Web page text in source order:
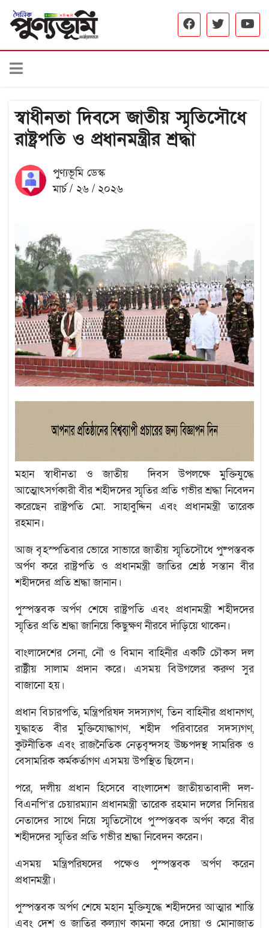
স্বাধীনতা দিবসে জাতীয় স্মৃতিসৌধে
রাষ্ট্রপতি ও প্রধানমন্ত্রীর শ্রদ্ধা
পুণ্যভূমি ডেস্ক
মার্চ / ২৬ / ২০২৬
মহান স্বাধীনতা ও জাতীয় দিবস উপলক্ষে মুক্তিযুদ্ধে
আত্মোৎসর্গকারী বীর শহীদদের স্মৃতির প্রতি গভীর শ্রদ্ধা নিবেদন
করেছেন রাষ্ট্রপতি মো. সাহাবুদ্দিন এবং প্রধানমন্ত্রী তারেক
রহমান।
আজ বৃহস্পতিবার ভোরে সাভারে জাতীয় স্মৃতিসৌধে পুষ্পস্তবক
অর্পণ করে রাষ্ট্রপতি ও প্রধানমন্ত্রী জাতির শ্রেষ্ঠ সন্তান বীর
শহীদদের প্রতি শ্রদ্ধা জানান।
পুস্পস্তবক অর্পণ শেষে রাষ্ট্রপতি এবং প্রধানমন্ত্রী শহীদদের
স্মৃতির প্রতি শ্রদ্ধা জানিয়ে কিছুক্ষণ নীরবে দাঁড়িয়ে থাকেন।
বাংলাদেশের সেনা, নৌ ও বিমান বাহিনীর একটি চৌকস দল
রাষ্ট্রীয় সালাম প্রদান করে। এসময় বিউগলের করুণ সুর
বাজানো হয়।
প্রধান বিচারপতি, মন্ত্রিপরিষদ সদস্যগণ, তিন বাহিনীর প্রধানগণ,
যুদ্ধাহত বীর মুক্তিযোদ্ধাগণ, শহীদ পরিবারের সদস্যগণ,
কুটনীতিক এবং রাজনৈতিক নেতৃবৃন্দসহ উচ্চপদস্থ সামরিক ও
বেসামরিক কর্মকর্তাগণ এসময় উপস্থিত ছিলেন।
পরে, দলীয় প্রধান হিসেবে বাংলাদেশ জাতীয়তাবাদী দল-
বিএনপি’র চেয়ারম্যান প্রধানমন্ত্রী তারেক রহমান দলের সিনিয়র
নেতাদের সাথে নিয়ে স্মৃতিসৌধে পুস্পস্তবক অর্পণ করে বীর
শহীদদের স্মৃতির প্রতি গভীর শ্রদ্ধা নিবেদন করেন।
এসময় মন্ত্রিপরিষদের পক্ষেও পুস্পস্তবক অর্পণ করেন
প্রধানমন্ত্রী।
পুস্পস্তবক অর্পণ শেষে মহান মুক্তিযুদ্ধে শহীদদের আত্মার শান্তি
এবং দেশ ও জাতির কল্যাণ কামনা করে দোয়া ও মোনাজাত